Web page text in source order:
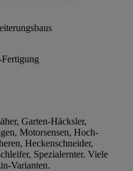
Garten-Häcksler,
Motorsensen, Hoch-
Heckenschneider,
Spezialernter. Viele
Varianten.